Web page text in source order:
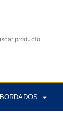
BORDADOS